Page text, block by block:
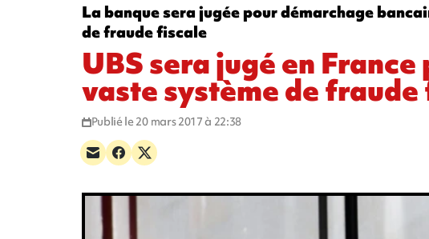
La banque sera jugée pour démarchage
de fraude fiscale
UBS sera jugé en France
vaste système de
Publié le 20 mars 2017 à 22:38